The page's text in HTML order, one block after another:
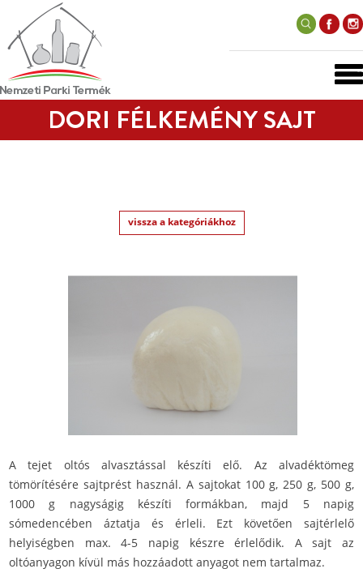
DORI FÉLKEMÉNY SAJT
vissza a kategóriákhoz
A tejet oltós alvasztással készíti elő. Az alvadéktömeg
tömörítésére sajtprést használ. A sajtokat 100 g, 250 g, 500 g,
1000 g nagyságig készíti formákban, majd 5 napig
sómedencében áztatja és érleli. Ezt követően sajtérlelő
helyiségben max. 4-5 napig készre érlelődik. A sajt az
oltóanyagon kívül más hozzáadott anyagot nem tartalmaz.